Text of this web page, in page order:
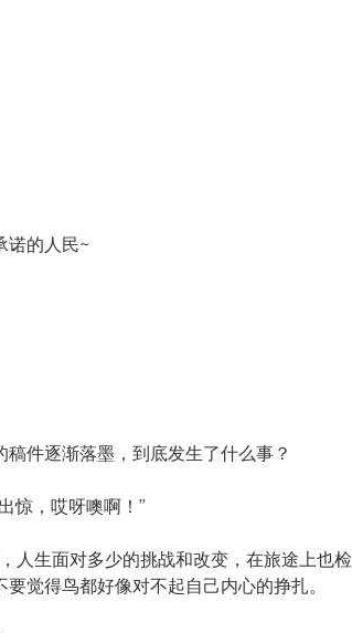
诺的人民~
件逐渐落墨，到底发生了什么事？
惊，哎呀噢啊！”
人生面对多少的挑战和改变，在旅途上也检
觉得鸟都好像对不起自己内心的挣扎。